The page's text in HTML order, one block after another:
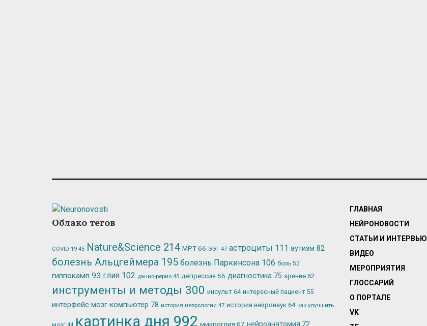
Облако тегов
COVID-19 45 Nature&Science 214 МРТ66 ЭЭГ 47 астроциты 111 аутизм 82
болезнь Альцгеймера 195 болезнь Паркинсона 106 боль 52
гиппокамп 93 глия 102 данио-рерио 45 депрессия 66 диагностика 75 зрение 62
инструменты и методы 300 инсульт 64 интересный пациент 55
интерфейс мозг-компьютер 78 история неврологии 47 история нейронаук 64 как улучшить
мозг 44 картинка дня 992 микроглия 67 нейроанатомия 72
ГЛАВНАЯ
НЕЙРОНОВОСТИ
СТАТЬИ И ИНТЕРВЬЮ
ВИДЕО
МЕРОПРИЯТИЯ
ГЛОССАРИЙ
О ПОРТАЛЕ
VK